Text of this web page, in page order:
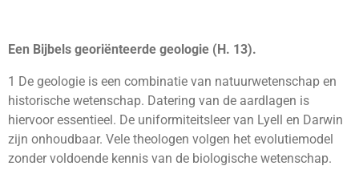
Een Bijbels georiënteerde geologie (H. 13).
1 De geologie is een combinatie van natuurwetenschap en
historische wetenschap. Datering van de aardlagen is
hiervoor essentieel. De uniformiteitsleer van Lyell en Darwin
zijn onhoudbaar. Vele theologen volgen het evolutiemodel
zonder voldoende kennis van de biologische wetenschap.